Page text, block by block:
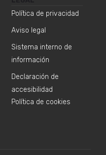
Política de privacidad
Aviso legal
Sistema interno de
información
Declaración de
accesibilidad
Política de cookies